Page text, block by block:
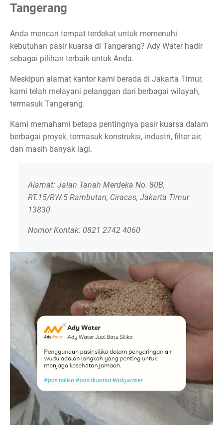
Tangerang
Anda mencari tempat terdekat untuk memenuhi
kebutuhan pasir kuarsa di Tangerang? Ady Water hadir
sebagai pilihan terbaik untuk Anda.
Meskipun alamat kantor kami berada di Jakarta Timur,
kami telah melayani pelanggan dari berbagai wilayah,
termasuk Tangerang.
Kami memahami betapa pentingnya pasir kuarsa dalam
berbagai proyek, termasuk konstruksi, industri, filter air,
dan masih banyak lagi.
Alamat: Jalan Tanah Merdeka No. 80B,
RT.15/RW.5 Rambutan, Ciracas, Jakarta Timur
13830
Nomor Kontak: 0821 2742 4060